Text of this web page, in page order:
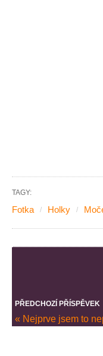
TAGY:
Fotka Holky
PŘEDCHOZÍ PŘÍSPĚVEK
« Nejprve jsem to